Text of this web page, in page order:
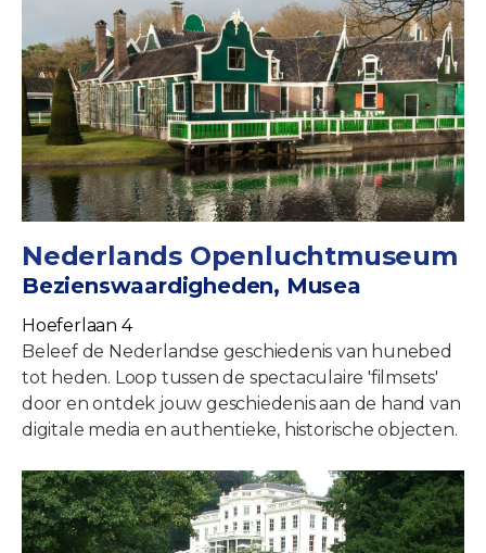
Nederlands Openluchtmuseum
Bezienswaardigheden, Musea
Hoeferlaan 4
Beleef de Nederlandse geschiedenis van hunebed
tot heden. Loop tussen de spectaculaire 'filmsets'
door en ontdek jouw geschiedenis aan de hand van
digitale media en authentieke, historische objecten.